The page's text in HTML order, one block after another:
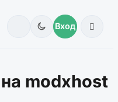
Вход
modxhost